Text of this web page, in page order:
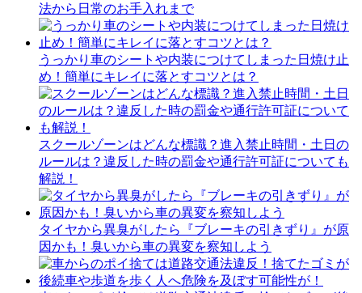
法から日常のお手入れまで
うっかり車のシートや内装につけてしまった日焼け止
め！簡単にキレイに落とすコツとは？
スクールゾーンはどんな標識？進入禁止時間・土日の
ルールは？違反した時の罰金や通行許可証についても
解説！
タイヤから異臭がしたら『ブレーキの引きずり』が原
因かも！臭いから車の異変を察知しよう